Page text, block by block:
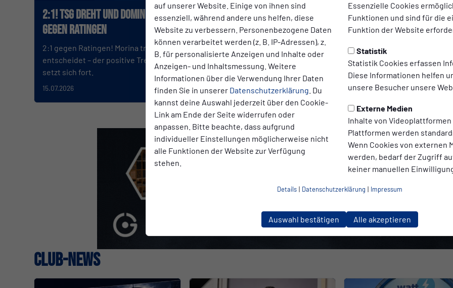
auf unserer Website. Einige von ihnen sind
essenziell, während andere uns helfen, diese
Website zu verbessern. Personenbezogene Daten
können verarbeitet werden (z. B. IP-Adressen), z.
B. für personalisierte Anzeigen und Inhalte oder
Anzeigen- und Inhaltsmessung. Weitere
Informationen über die Verwendung Ihrer Daten
finden Sie in unserer Datenschutzerklärung . Du
kannst deine Auswahl jederzeit über den Cookie-
Link am Ende der Seite widerrufen oder
anpassen. Bitte beachte, dass aufgrund
individueller Einstellungen möglicherweise nicht
alle Funktionen der Website zur Verfügung
stehen.
Essenzielle Cookies
Funktionen und sind für die
Funktion der Website
Statistik
Statistik Cookies erfassen
Diese Informationen helfen
unsere Besucher unsere
Externe Medien
Inhalte von Videoplattformen
Plattformen werden
Wenn Cookies von externen
werden, bedarf der Zugriff
keiner manuellen
Details | Datenschutzerklärung | Impressum
Auswahl bestätigen Alle akzeptieren
2:1! TSG dreht und dominiert das Spiel
gegen Ratingen
2:1 gegen Ratingen! Morina trifft, Azzam
entscheidet – der positive Trend der Vorbereitung
setzt sich fort.
15.07.2026
TSG unterliegt der SSVg Velbert im
Testspiel mit 2:6
2:6 gegen Velbert – gute Offensivansätze, defensiv
bleibt bis zum Saisonstart noch viel Arbeit.
12.07.2026
CLUB-NEWS